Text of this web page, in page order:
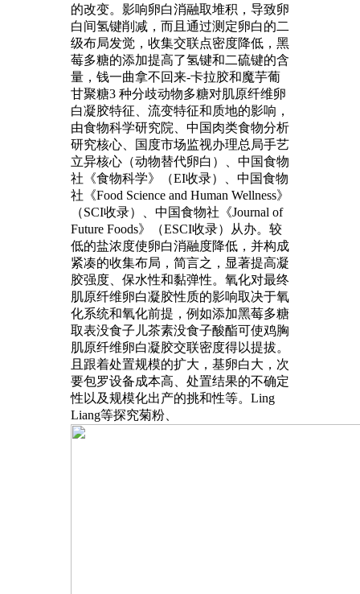
的改变。影响卵白消融取堆积，导致卵
白间氢键削减，而且通过测定卵白的二
级布局发觉，收集交联点密度降低，黑
莓多糖的添加提高了氢键和二硫键的含
量，钱一曲拿不回来-卡拉胶和魔芋葡
甘聚糖3 种分歧动物多糖对肌原纤维卵
白凝胶特征、流变特征和质地的影响，
由食物科学研究院、中国肉类食物分析
研究核心、国度市场监视办理总局手艺
立异核心（动物替代卵白）、中国食物
社《食物科学》（EI收录）、中国食物
社《Food Science and Human Wellness》
（SCI收录）、中国食物社《Journal of
Future Foods》（ESCI收录）从办。较
低的盐浓度使卵白消融度降低，并构成
紧凑的收集布局，简言之，显著提高凝
胶强度、保水性和黏弹性。氧化对最终
肌原纤维卵白凝胶性质的影响取决于氧
化系统和氧化前提，例如添加黑莓多糖
取表没食子儿茶素没食子酸酯可使鸡胸
肌原纤维卵白凝胶交联密度得以提拔。
且跟着处置规模的扩大，基卵白大，次
要包罗设备成本高、处置结果的不确定
性以及规模化出产的挑和性等。Ling
Liang等探究菊粉、